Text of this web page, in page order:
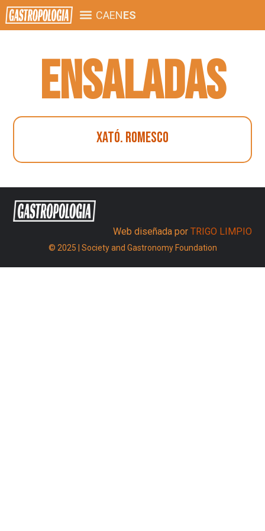
CAENES
Ensaladas
Xató. Romesco
Web diseñada por TRIGO LIMPIO
© 2025 | Society and Gastronomy Foundation